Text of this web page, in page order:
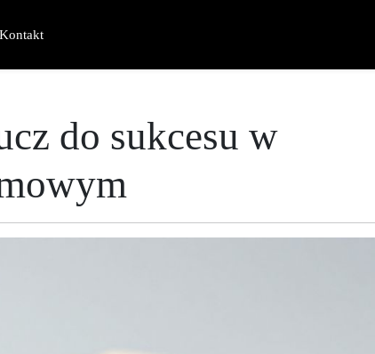
Kontakt
do sukcesu w